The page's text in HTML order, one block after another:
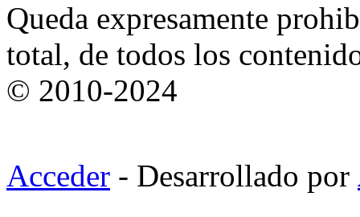
Queda expresamente
total, de todos los
© 2010-2024
Acceder - Desarrollado por